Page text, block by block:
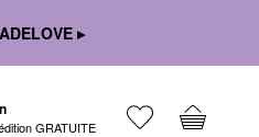
▸
GRATUITE